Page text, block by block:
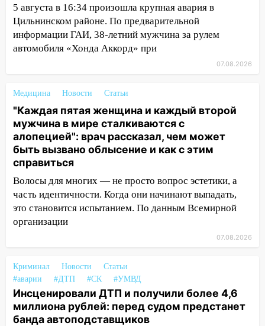
10:40 В Ульяновске спасатели ночью
нашли потерявшегося в заброшенных
садах 79-летнего мужчину
10:26 На нескольких улицах Ульяновска
временно отключили холодную воду
10:14
В Ульяновске двоих участников
коррупционной схемы при ЦГКБ
отправили в колонию на 7 и 8 лет
09:52 Ночью беспилотники сбили над
соседними Татарстаном и Саратовской
областью
09:41 Диана Шурыгина уверовала в
Бога в СИЗО
09:35 В Ульяновске директора фирмы
будут судить за неуплату налогов на 48
08:22
Подросток на питбайке сбил
велосипедистку: пострадали двое
07:20 Жара возвращается: ожидается
знойный и сухой четверг
5 августа в 16:34 произошла крупная авария в
Цильнинском районе. По предварительной
информации ГАИ, 38-летний мужчина за рулем
автомобиля «Хонда Аккорд» при
07.08.2026
Медицина Новости Статьи
"Каждая пятая женщина и каждый второй
мужчина в мире сталкиваются с
алопецией": врач рассказал, чем может
быть вызвано облысение и как с этим
справиться
Волосы для многих — не просто вопрос эстетики, а
часть идентичности. Когда они начинают выпадать,
это становится испытанием. По данным Всемирной
организации
07.08.2026
Криминал Новости
Статьи
#аварии
#ДТП #СК #УМВД
Инсценировали ДТП и получили более 4,6
миллиона рублей: перед судом предстанет
банда автоподставщиков